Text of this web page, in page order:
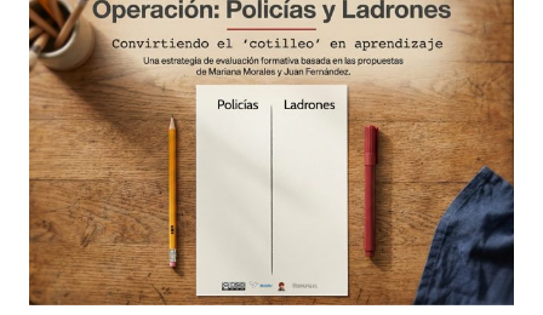
ALUMNOS
DESCUBREN
QUÉ
SABEN
(Y
NO)